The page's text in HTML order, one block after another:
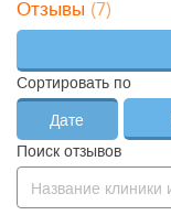
Отзывы (7)
Сортировать по
Дате
Поиск отзывов